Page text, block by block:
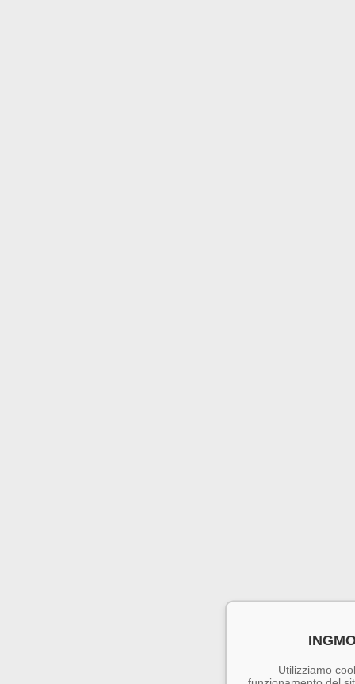
Utilizziamo